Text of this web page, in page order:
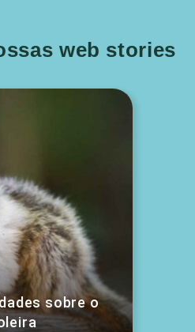
web stories
sobre o